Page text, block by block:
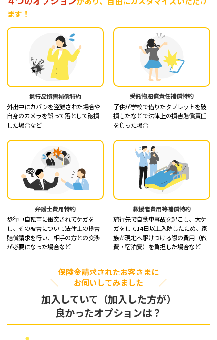
ます！
携行品損害補償特約
外出中にカバンを盗難された場合や
自身のカメラを誤って落として破損
した場合など
受託物賠償責任補償特約
子供が学校で借りたタブレットを破
損したなどで法律上の損害賠償責任
を負った場合
弁護士費用特約
歩行中自転車に衝突されてケガを
し、その被害について法律上の損害
賠償請求を行い、相手の方との交渉
が必要になった場合など
救援者費用等補償特約
旅行先で自動車事故を起こし、大ケ
ガをして14日以上入院したため、家
族が現地へ駆けつける際の費用（旅
費・宿泊費）を負担した場合など
保険金請求されたお客さまに
＼ お伺いしてみました ／
加入していて（加入した方が）
良かったオプションは？